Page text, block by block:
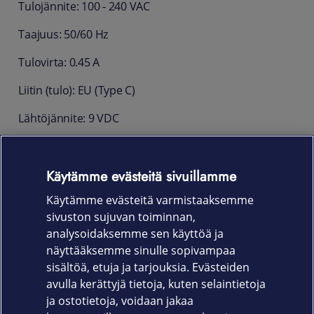
Tulojännite: 100 - 240 VAC
Taajuus: 50/60 Hz
Tulovirta: 0.45 A
Liitin (tulo): EU (Type C)
Lähtöjännite: 9 VDC
Liitin (lähtö): 2-PIN, with cord end terminals
Oikosulkusuojaus
Paino: 81 g
Takuu 12 kk
Käytämme evästeitä sivuillamme
Käytämme evästeitä varmistaaksemme
sivuston sujuvan toiminnan,
analysoidaksemme sen käyttöä ja
näyttääksemme sinulle sopivampaa
sisältöä, etuja ja tarjouksia. Evästeiden
avulla kerättyjä tietoja, kuten selaintietoja
ja ostotietoja, voidaan jakaa